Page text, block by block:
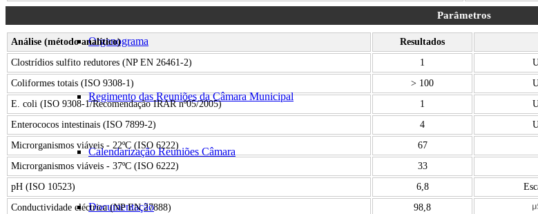
Organograma
Regimento das Reuniões da Câmara Municipal
Calendarização Reuniões Câmara
Documentação
Setembro
Parâmetros
Parâmetros
Análise (método analítico) Resultados
Clostrídios sulfito redutores (NP EN 26461-2)
1
Coliformes totais (ISO 9308-1) > 100
E. coli (ISO 9308-1/Recomendação IRAR nº05/2005)
1
Enterococos intestinais (ISO 7899-2)
4
Microrganismos viáveis - 22ºC (ISO 6222)
67
Microrganismos viáveis - 37ºC (ISO 6222)
33
pH (ISO 10523)
6,8
Conductividade eléctrica (NP EN 27888)
98,8